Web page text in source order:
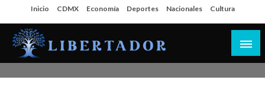
al
contenido
Inicio CDMX Economía Deportes Nacionales Cultura